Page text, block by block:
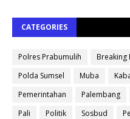
CATEGORIES
Polres Prabumulih Breaking
Polda Sumsel
Muba
Pemerintahan
Palembang
Pali
Politik Sosbud